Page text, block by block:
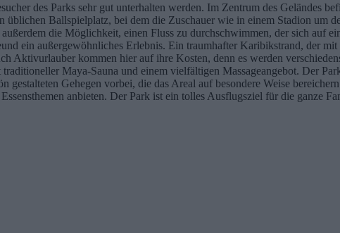
des Parks sehr gut unterhalten werden. Im Zentrum des Geländes
Ballspielplatz, bei dem die Zuschauer wie in einem Stadion um
die Möglichkeit, einen Fluss zu durchschwimmen, der sich auf
ein außergewöhnliches Erlebnis. Ein traumhafter Karibikstrand, der
Aktivurlauber kommen hier auf ihre Kosten, denn es werden
Maya-Sauna und einem vielfältigen Massageangebot. Der
gestalteten Gehegen vorbei, die das Areal auf besondere Weise
anbieten. Der Park ist ein tolles Ausflugsziel für die ganze